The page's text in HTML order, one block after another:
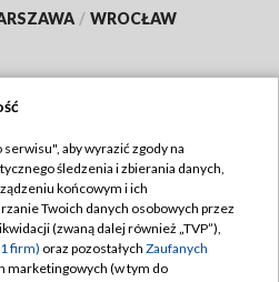
/ WROCŁAW
TVP
TVP
prywatności
aby wyrazić zgody na
śledzenia i zbierania danych,
końcowym i ich
Twoich danych osobowych przez
(zwaną dalej również „TVP”),
firm) oraz pozostałych Zaufanych
marketingowych (w tym do